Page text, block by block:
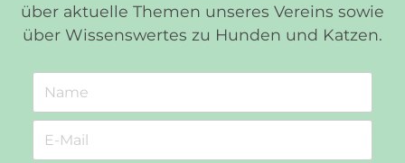
über aktuelle Themen unseres Vereins sowie
über Wissenswertes zu Hunden und Katzen.